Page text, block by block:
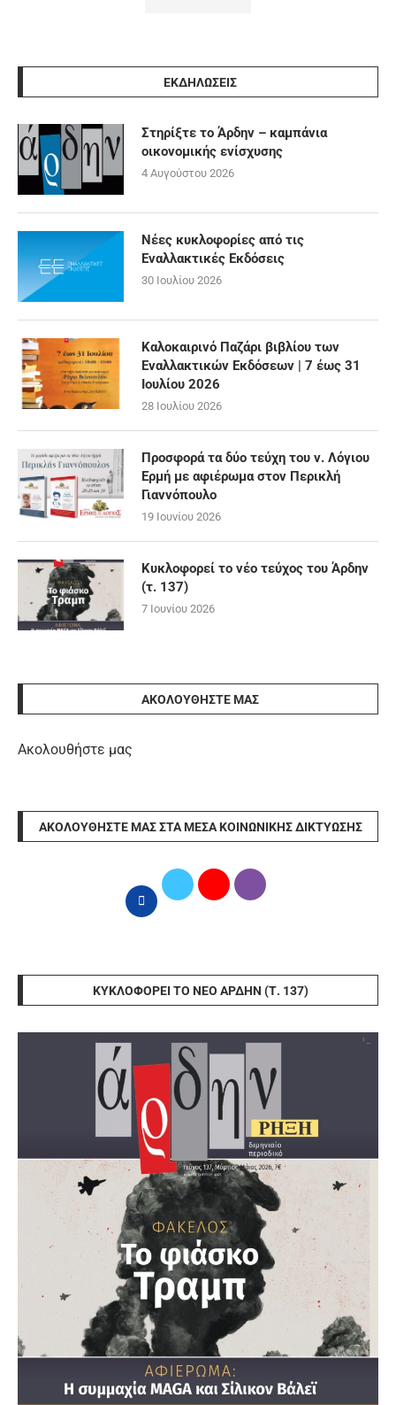
ΕΚΔΗΛΩΣΕΙΣ
Στηρίξτε το Άρδην – καμπάνια
οικονομικής ενίσχυσης
4 Αυγούστου 2026
Νέες κυκλοφορίες από τις
Εναλλακτικές Εκδόσεις
30 Ιουλίου 2026
Καλοκαιρινό Παζάρι βιβλίου των
Εναλλακτικών Εκδόσεων | 7 έως 31
Ιουλίου 2026
28 Ιουλίου 2026
Προσφορά τα δύο τεύχη του ν. Λόγιου
Ερμή με αφιέρωμα στον Περικλή
Γιαννόπουλο
19 Ιουνίου 2026
Κυκλοφορεί το νέο τεύχος του Άρδην
(τ. 137)
7 Ιουνίου 2026
ΑΚΟΛΟΥΘΉΣΤΕ ΜΑΣ
Ακολουθήστε μας
ΑΚΟΛΟΥΘΉΣΤΕ ΜΑΣ ΣΤΑ ΜΈΣΑ ΚΟΙΝΩΝΙΚΉΣ ΔΙΚΤΎΩΣΗΣ
ΚΥΚΛΟΦΟΡΕΊ ΤΟ ΝΈΟ ΆΡΔΗΝ (Τ. 137)